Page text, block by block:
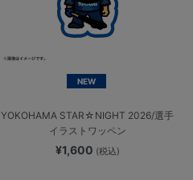
NEW
YOKOHAMA STAR☆NIGHT 2026/選手
イラストワッペン
¥1,600 (税込)